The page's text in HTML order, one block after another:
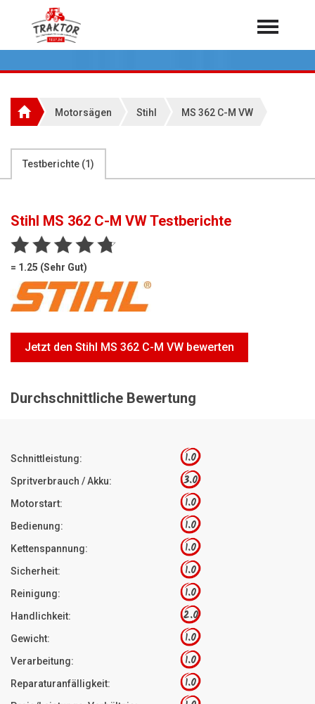
Home
Rundballenpressen
Teleskoplader
Rasentraktoren
Hoflader
Jetzt Bewerten
Über 7.000 Testberichte
Motorsägen Stihl MS 362 C-M VW
Testberichte (1)
Stihl MS 362 C-M VWTestberichte
= 1.25 (Sehr Gut)
Jetzt den Stihl MS 362 C-M VW bewerten
Durchschnittliche Bewertung
Schnittleistung: 1.0
Spritverbrauch / Akku: 3.0
Motorstart: 1.0
Bedienung: 1.0
Kettenspannung: 1.0
Sicherheit: 1.0
Reinigung: 1.0
Handlichkeit: 2.0
Gewicht: 1.0
Verarbeitung: 1.0
Reparaturanfälligkeit: 1.0